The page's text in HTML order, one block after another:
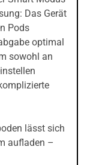
Das Gerät
Pods
optimal
sowohl an
lässt sich
aufladen –